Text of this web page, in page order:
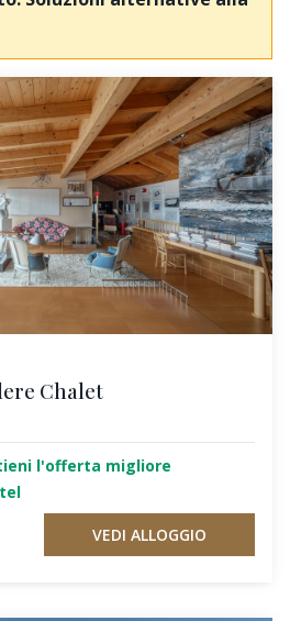
Chalet
l'offerta migliore
VEDI ALLOGGIO